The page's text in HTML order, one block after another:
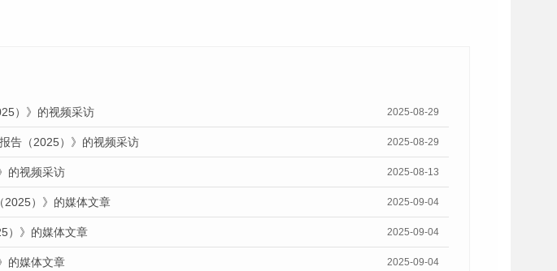
）》的视频采访 2025-08-29
告（2025）》的视频采访 2025-08-29
的视频采访 2025-08-13
2025）》的媒体文章 2025-09-04
）》的媒体文章 2025-09-04
的媒体文章 2025-09-04